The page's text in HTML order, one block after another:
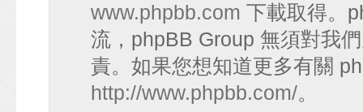
www.phpbb.com 下載取得。
流，phpBB Group 無須對我
責。如果您想知道更多有關
http://www.phpbb.com/。